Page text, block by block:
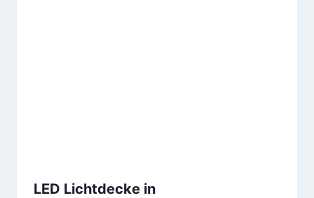
LED Lichtdecke in